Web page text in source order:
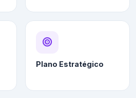
Plano Estratégico